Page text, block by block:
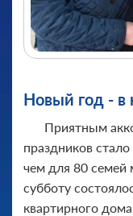
Новый год - в
Приятным
праздников
чем для 80
субботу
квартирного